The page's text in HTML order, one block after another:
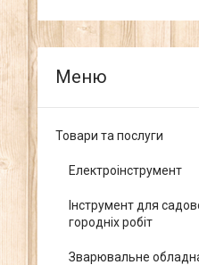
Товари та послуги
Електроінструмент
Інструмент для
городніх робіт
Зварювальне